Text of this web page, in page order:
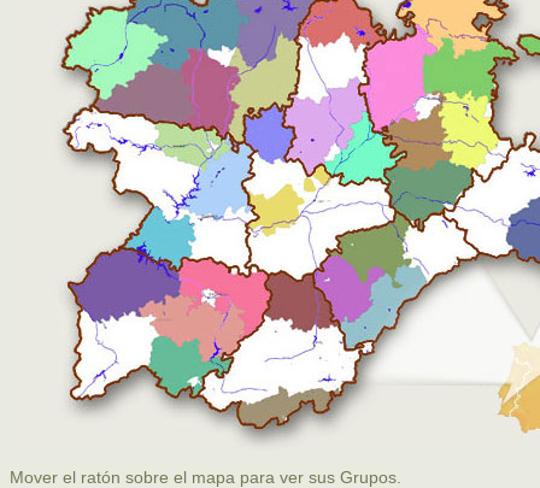
Mover el ratón sobre el mapa para ver sus Grupos.